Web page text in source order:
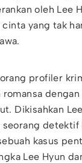
oleh Lee
cinta yang tak
profiler
Dikisahkan
detektif
kasus
Lee Hyun